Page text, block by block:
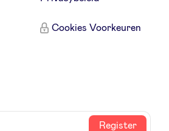
Cookies Voorkeuren
Register